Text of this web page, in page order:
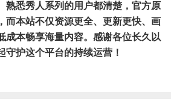
熟悉秀人系列的用户都清楚，官方原
而本站不仅资源更全、更新更快、画
成本畅享海量内容。感谢各位长久以
守护这个平台的持续运营！